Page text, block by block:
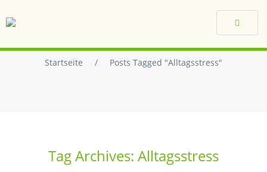
Toggle
Startseite / Posts Tagged "Alltagsstress"
Tag Archives: Alltagsstress